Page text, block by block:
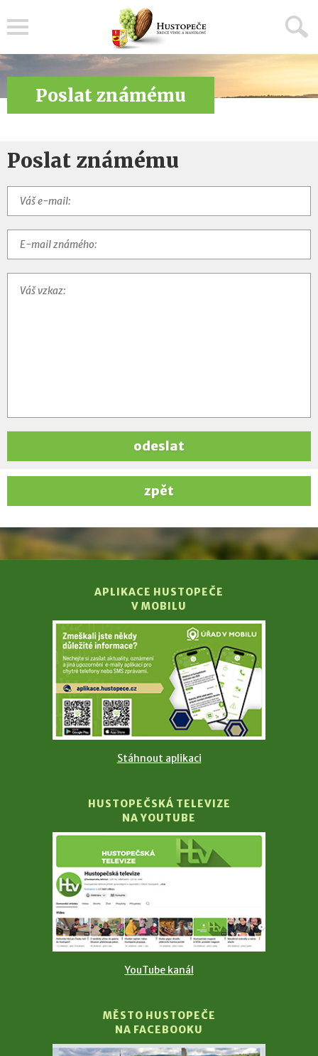
Poslat známému
Poslat známému
odeslat
zpět
APLIKACE HUSTOPEČE
V MOBILU
Stáhnout aplikaci
HUSTOPEČSKÁ TELEVIZE
NA YOUTUBE
YouTube kanál
MĚSTO HUSTOPEČE
NA FACEBOOKU